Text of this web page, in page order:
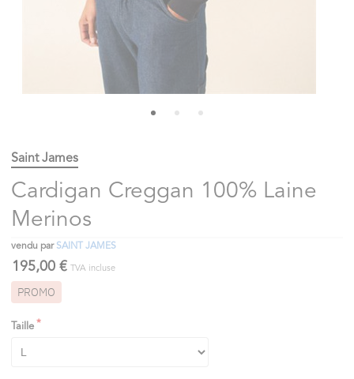
Saint James
Cardigan Creggan 100% Laine
Merinos
vendu par SAINT JAMES
195,00 € TVA incluse
PROMO
Taille